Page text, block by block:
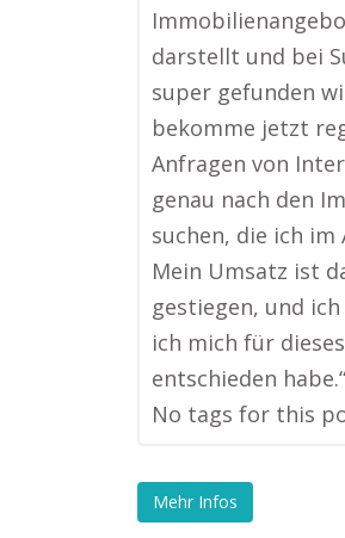
darstellt und bei
super gefunden
bekomme jetzt
Anfragen von
genau nach den
suchen, die ich im
Mein Umsatz ist
gestiegen, und
ich mich für
entschieden habe.“
No tags for this
Mehr Infos